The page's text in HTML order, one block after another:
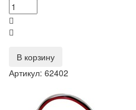
В корзину
Артикул: 62402